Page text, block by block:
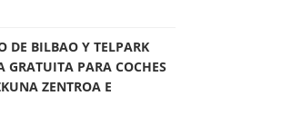
DE BILBAO Y TELPARK
GRATUITA PARA COCHES
ZENTROA E